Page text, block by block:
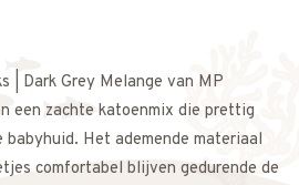
| Dark Grey Melange van MP
een zachte katoenmix die prettig
Het ademende materiaal
comfortabel blijven gedurende de